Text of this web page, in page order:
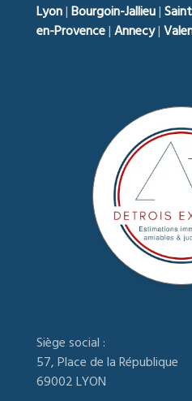
Lyon|Bourgoin-Jallieu|
en-Provence|Annecy|
Siège social :
57, Place de la République
69002 LYON